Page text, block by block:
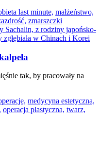
last minute, małżeństwo,
zmarszczki
tak, by pracowały na
medycyna estetyczna,
operacja plastyczna, twarz,